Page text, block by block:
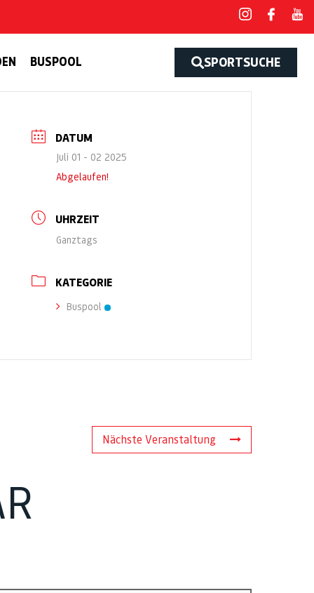
BUSPOOL SPORTSUCHE
DATUM
Juli 01 - 02 2025
Abgelaufen!
UHRZEIT
Ganztags
KATEGORIE
Buspool
Nächste Veranstaltung